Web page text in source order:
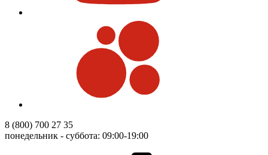
8 (800) 700 27 35
понедельник - суббота: 09:00-19:00